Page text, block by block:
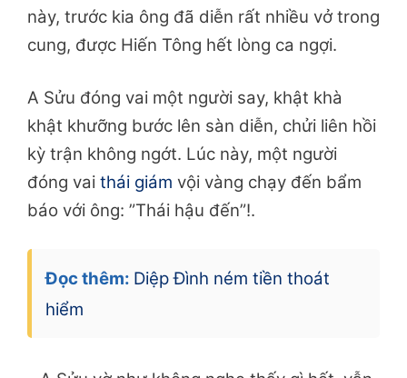
này, trước kia ông đã diễn rất nhiều vở trong
cung, được Hiến Tông hết lòng ca ngợi.
A Sửu đóng vai một người say, khật khà
khật khưỡng bước lên sàn diễn, chửi liên hồi
kỳ trận không ngớt. Lúc này, một người
đóng vai thái giám vội vàng chạy đến bẩm
báo với ông: ”Thái hậu đến”!.
Đọc thêm: Diệp Đình ném tiền thoát
hiểm